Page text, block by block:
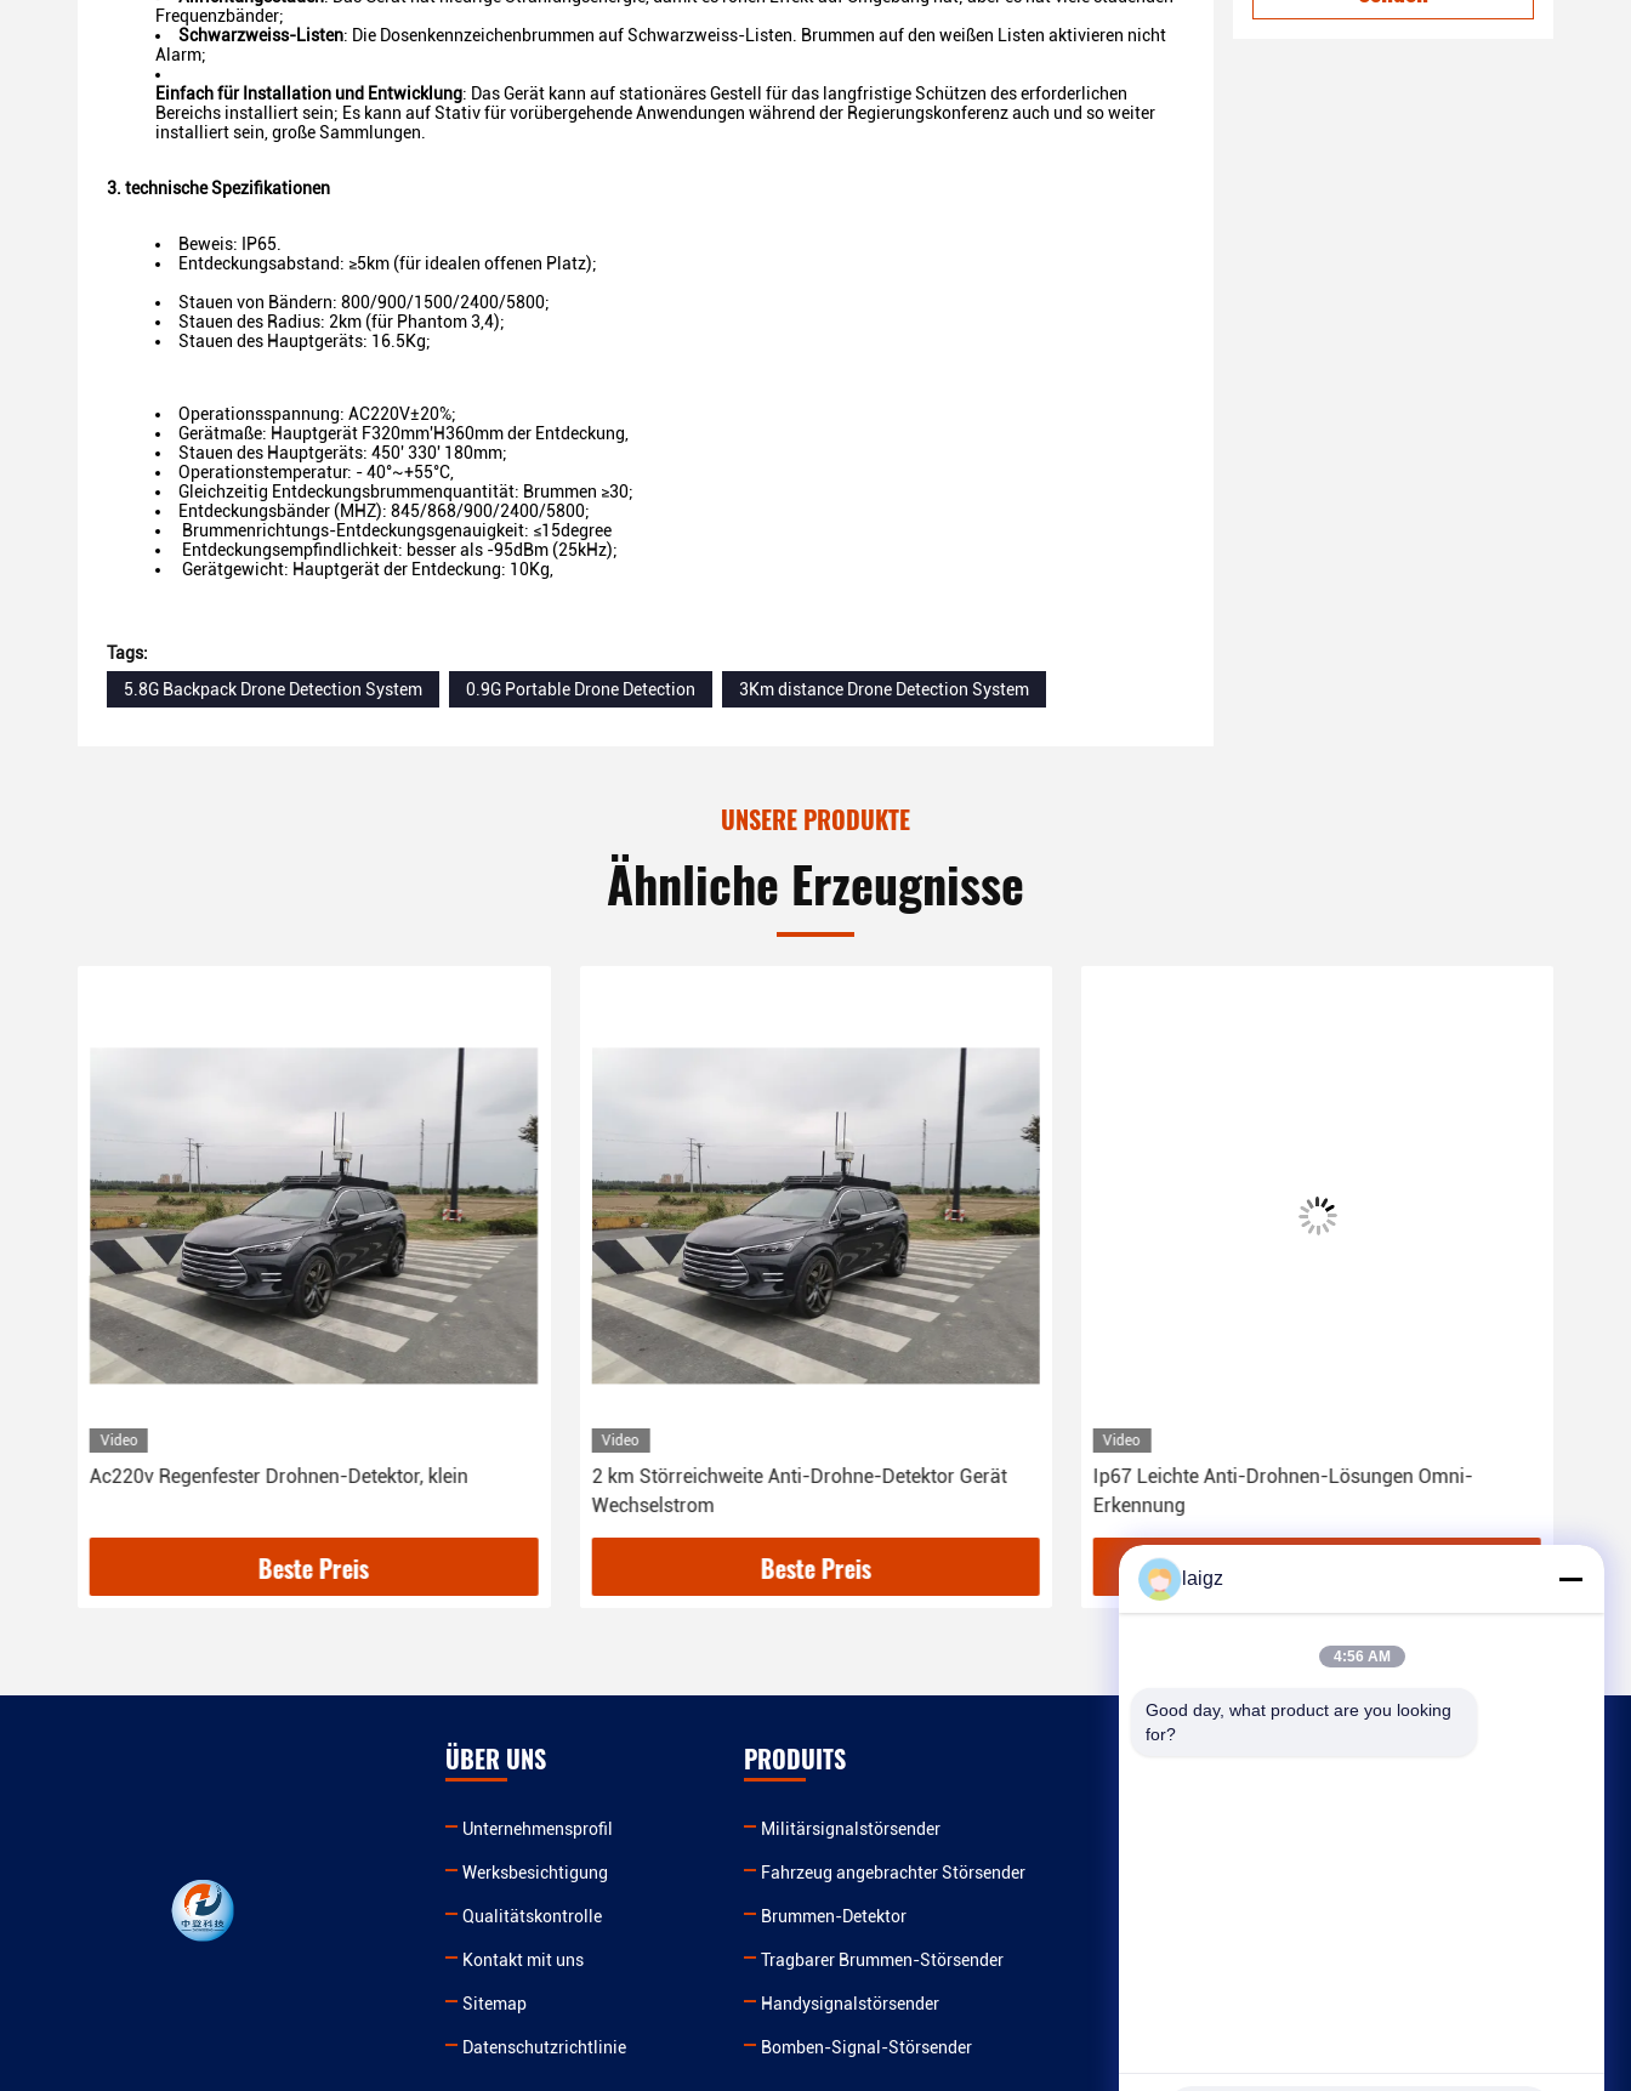
Frequenzbänder;
Schwarzweiss-Listen: Die Dosenkennzeichenbrummen auf Schwarzweiss-Listen. Brummen auf den weißen Listen aktivieren nicht
Alarm;
Einfach für Installation und Entwicklung: Das Gerät kann auf stationäres Gestell für das langfristige Schützen des erforderlichen
Bereichs installiert sein; Es kann auf Stativ für vorübergehende Anwendungen während der Regierungskonferenz auch und so weiter
installiert sein, große Sammlungen.
3. technische Spezifikationen
Beweis: IP65.
Entdeckungsabstand: ≥5km (für idealen offenen Platz);
Stauen von Bändern: 800/900/1500/2400/5800;
Stauen des Radius: 2km (für Phantom 3,4);
Stauen des Hauptgeräts: 16.5Kg;
Operationsspannung: AC220V±20%;
Gerätmaße: Hauptgerät F320mm'H360mm der Entdeckung,
Stauen des Hauptgeräts: 450' 330' 180mm;
Operationstemperatur: - 40°~+55°C,
Gleichzeitig Entdeckungsbrummenquantität: Brummen ≥30;
Entdeckungsbänder (MHZ): 845/868/900/2400/5800;
Brummenrichtungs-Entdeckungsgenauigkeit: ≤15degree
Entdeckungsempfindlichkeit: besser als -95dBm (25kHz);
Gerätgewicht: Hauptgerät der Entdeckung: 10Kg,
Tags:
5.8G Backpack Drone Detection System
0.9G Portable Drone Detection 3Km distance Drone Detection System
UNSERE PRODUKTE
Ähnliche Erzeugnisse
Video
Ac220v Regenfester Drohnen-Detektor, klein
Beste Preis
Video
2 km Störreichweite Anti-Drohne-Detektor Gerät
Wechselstrom
Beste Preis
Video
Ip67 Leichte Anti-Drohnen-Lösungen Omni-
Erkennung
ÜBER UNS
Unternehmensprofil
Werksbesichtigung
Qualitätskontrolle
Kontakt mit uns
Sitemap
Datenschutzrichtlinie
PRODUITS
Militärsignalstörsender
Fahrzeug angebrachter Störsender
Brummen-Detektor
Tragbarer Brummen-Störsender
Handysignalstörsender
Bomben-Signal-Störsender
laigz
4:56 AM
Good day, what product are you looking
for?